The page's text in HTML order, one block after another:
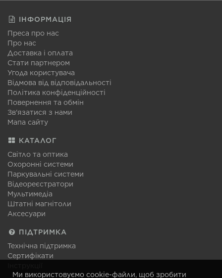
Ми використовуємо cookie-файли, щоб зробити
ІНФОРМАЦІЯ
Преса про нас
Про нас
Доставка і оплата
Стати партнером
Угода користувача
Відмова від відповідальності
Політика конфіденційності
Повернення та обмін
Зв'язатися з нами
Мапа сайту
КАТАЛОГ
Світло та оптика
Охоронні системи
Паркувальні системи
Відеореєстратори
Мультимедіа
Штатні магнітоли
Аксесуари
ПІДТРИМКА
Технічна підтримка
Сертифікати